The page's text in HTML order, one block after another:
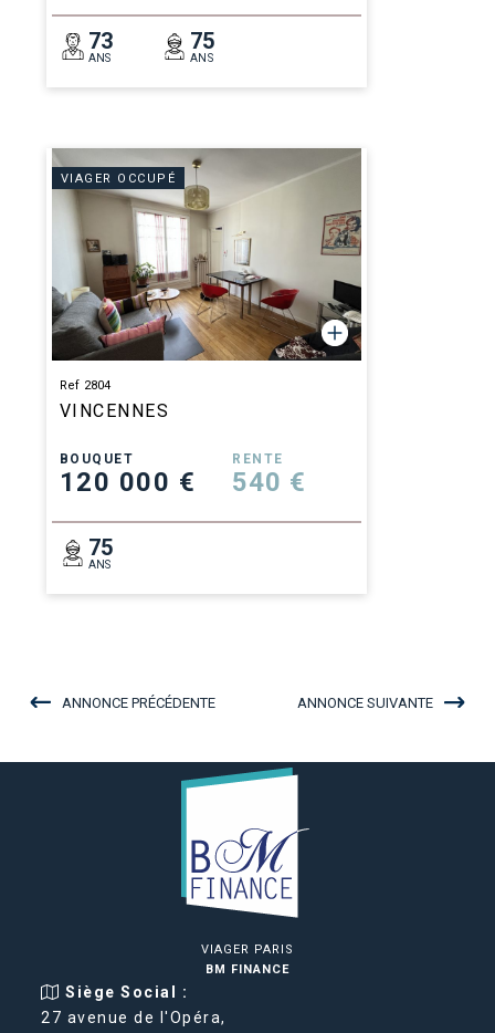
73
ANS
75
ANS
VIAGER OCCUPÉ
Ref 2804
VINCENNES
BOUQUET
120 000 €
RENTE
540 €
75
ANS
ANNONCE PRÉCÉDENTE ANNONCE SUIVANTE
VIAGER PARIS
BM FINANCE
Siège Social :
27 avenue de l'Opéra,